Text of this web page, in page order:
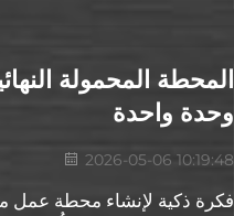
المحطة المحمولة
وحدة واحدة
2026-05-06 10:19:48
فكرة ذكية لإنشاء محطة عمل